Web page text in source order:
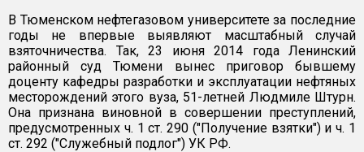
В Тюменском нефтегазовом университете за последние
годы не впервые выявляют масштабный случай
взяточничества. Так, 23 июня 2014 года Ленинский
районный суд Тюмени вынес приговор бывшему
доценту кафедры разработки и эксплуатации нефтяных
месторождений этого вуза, 51-летней Людмиле Штурн.
Она признана виновной в совершении преступлений,
предусмотренных ч. 1 ст. 290 ("Получение взятки") и ч. 1
ст. 292 ("Служебный подлог") УК РФ.